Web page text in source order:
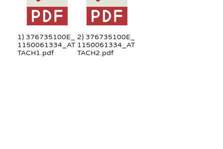
1) 376735100E_
1150061334_AT
TACH1.pdf
2) 376735100E_
1150061334_AT
TACH2.pdf